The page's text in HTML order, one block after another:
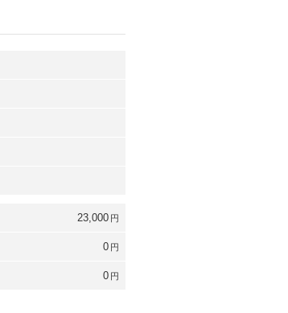
23,000 円
0 円
0 円